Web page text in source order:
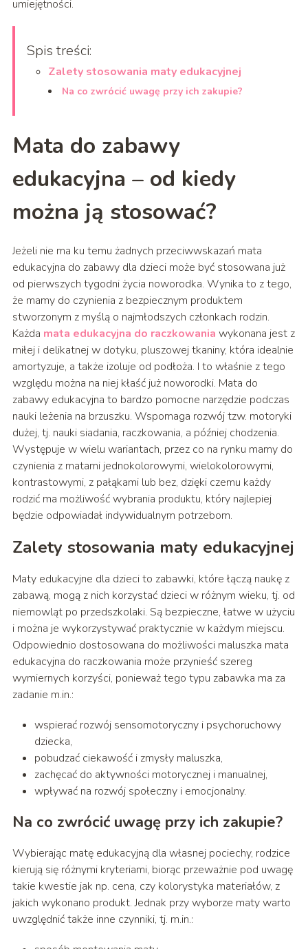
umiejętności.
Spis treści:
Zalety stosowania maty edukacyjnej
Na co zwrócić uwagę przy ich zakupie?
Mata do zabawy
edukacyjna – od kiedy
można ją stosować?
Jeżeli nie ma ku temu żadnych przeciwwskazań mata
edukacyjna do zabawy dla dzieci może być stosowana już
od pierwszych tygodni życia noworodka. Wynika to z tego,
że mamy do czynienia z bezpiecznym produktem
stworzonym z myślą o najmłodszych członkach rodzin.
Każda mata edukacyjna do raczkowania wykonana jest z
miłej i delikatnej w dotyku, pluszowej tkaniny, która idealnie
amortyzuje, a także izoluje od podłoża. I to właśnie z tego
względu można na niej kłaść już noworodki. Mata do
zabawy edukacyjna to bardzo pomocne narzędzie podczas
nauki leżenia na brzuszku. Wspomaga rozwój tzw. motoryki
dużej, tj. nauki siadania, raczkowania, a później chodzenia.
Występuje w wielu wariantach, przez co na rynku mamy do
czynienia z matami jednokolorowymi, wielokolorowymi,
kontrastowymi, z pałąkami lub bez, dzięki czemu każdy
rodzić ma możliwość wybrania produktu, który najlepiej
będzie odpowiadał indywidualnym potrzebom.
Zalety stosowania maty edukacyjnej
Maty edukacyjne dla dzieci to zabawki, które łączą naukę z
zabawą, mogą z nich korzystać dzieci w różnym wieku, tj. od
niemowląt po przedszkolaki. Są bezpieczne, łatwe w użyciu
i można je wykorzystywać praktycznie w każdym miejscu.
Odpowiednio dostosowana do możliwości maluszka mata
edukacyjna do raczkowania może przynieść szereg
wymiernych korzyści, ponieważ tego typu zabawka ma za
zadanie m.in.:
wspierać rozwój sensomotoryczny i psychoruchowy
dziecka,
pobudzać ciekawość i zmysły maluszka,
zachęcać do aktywności motorycznej i manualnej,
wpływać na rozwój społeczny i emocjonalny.
Na co zwrócić uwagę przy ich zakupie?
Wybierając matę edukacyjną dla własnej pociechy, rodzice
kierują się różnymi kryteriami, biorąc przeważnie pod uwagę
takie kwestie jak np. cena, czy kolorystyka materiałów, z
jakich wykonano produkt. Jednak przy wyborze maty warto
uwzględnić także inne czynniki, tj. m.in.: